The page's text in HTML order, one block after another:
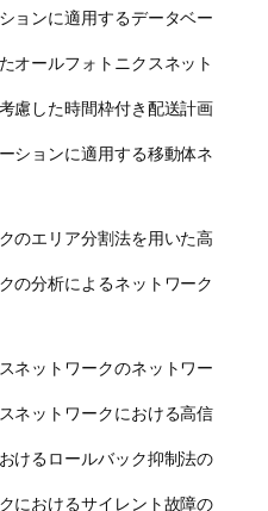
ョンに適用するデータベー
オールフォトニクスネット
慮した時間枠付き配送計画
ションに適用する移動体ネ
のエリア分割法を用いた高
の分析によるネットワーク
ネットワークのネットワー
ネットワークにおける高信
けるロールバック抑制法の
におけるサイレント故障の